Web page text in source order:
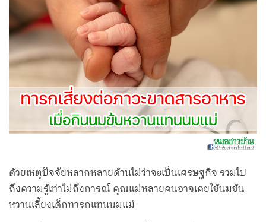
ด้วยเหตุปัจจัยหลากหลายด้านไม่ว่าจะเป็นเศรษฐกิจ รวมไป
ถึงความรู้เท่าไม่ถึงการณ์ คุณแม่หลายคนอาจเคยใช้นมข้น
หวานเลี้ยงเด็กทารกแทนนมแม่